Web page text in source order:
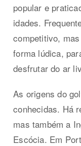
popular e
idades.
competitivo,
forma lúdica,
desfrutar do ar
As origens do
conhecidas. Há
mas também a
Escócia. Em